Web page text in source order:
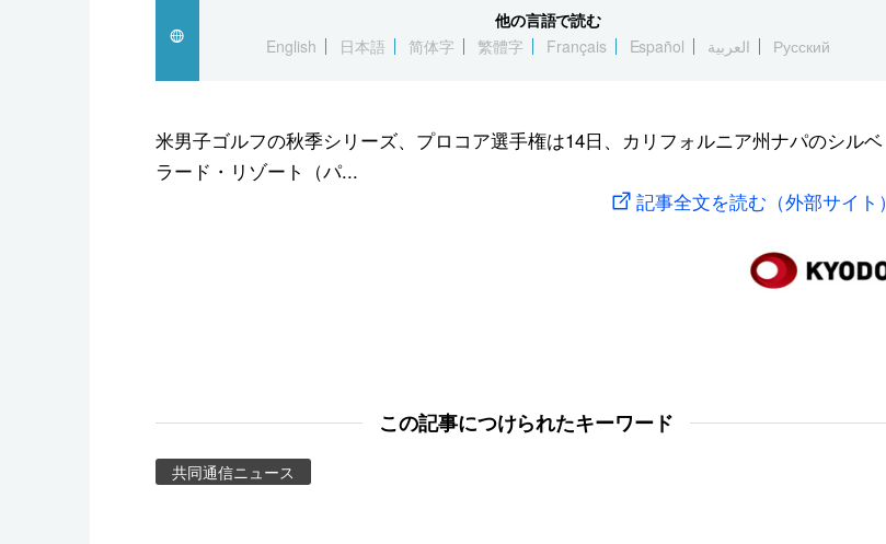
スポーツ・東京2020
他の言語で読む
English
日本語 简体字 繁體字 Français Español العربية Русский
米男子ゴルフの秋季シリーズ、プロコア選手権は14日、カリフォルニア州ナパのシルベ
ラード・リゾート（パ...
記事全文を読む（外部サイト）
この記事につけられたキーワード
共同通信ニュース